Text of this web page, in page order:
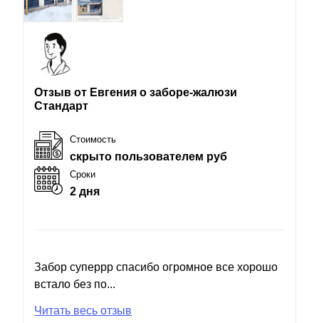
Отзыв от Евгения о заборе-жалюзи
Стандарт
Стоимость
скрыто пользователем руб
Сроки
2 дня
Забор суперрр спасибо огромное все хорошо
встало без по...
Читать весь отзыв